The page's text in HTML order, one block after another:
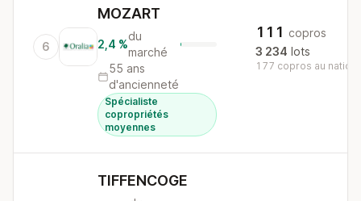
6
MOZART
2,4 %
du
marché
55 ans
d'ancienneté
Spécialiste
copropriétés
moyennes
111 copros
3 234 lots
177 copros au
TIFFENCOGE